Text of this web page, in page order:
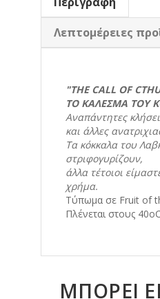
Λεπτομέρειες
"THE CALL OF
ΤΟ ΚΑΛΕΣΜΑ ΤΟΥ
Αναπάντητες
και άλλες
Τα κόκκαλα του
στριφογυρίζουν,
άλλα τέτοιοι
χρήμα.
Τύπωμα σε Fruit of
Πλένεται στους
ΜΠΟΡΕΊ